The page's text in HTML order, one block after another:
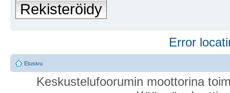
Rekisteröidy
Error
Etusivu
Keskustelufoorumin moottorina